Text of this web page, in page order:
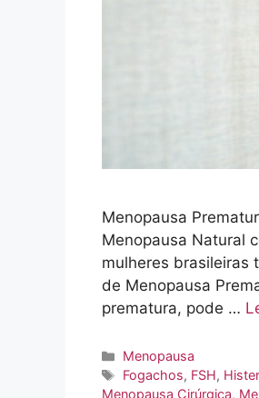
Menopausa
Menopausa Natural
mulheres brasileiras
de Menopausa
prematura, pode …
Categorias
Menopausa
Tags
Fogachos, FSH,
Menopausa Cirúrgica,